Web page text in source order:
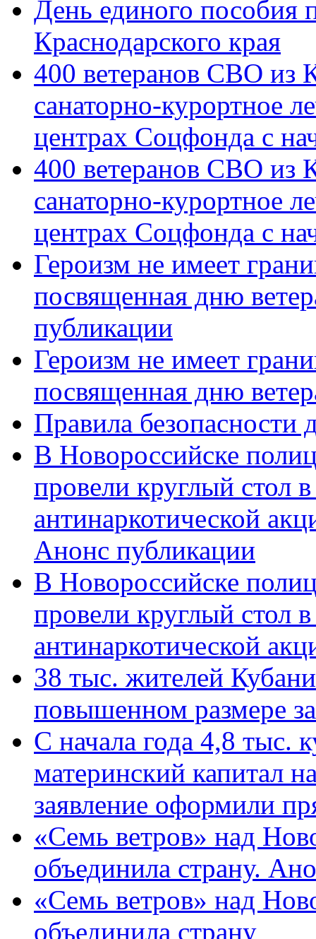
День единого пособия
Краснодарского края
400 ветеранов СВО из
санаторно-курортное
центрах Соцфонда с
400 ветеранов СВО из
санаторно-курортное
центрах Соцфонда с
Героизм не имеет
посвященная дню
публикации
Героизм не имеет
посвященная дню
Правила безопасности
В Новороссийске
провели круглый стол
антинаркотической
Анонс публикации
В Новороссийске
провели круглый стол
антинаркотической
38 тыс. жителей
повышенном размере
С начала года 4,8 тыс.
материнский капитал
заявление оформили
«Семь ветров» над
объединила страну.
«Семь ветров» над
объединила страну